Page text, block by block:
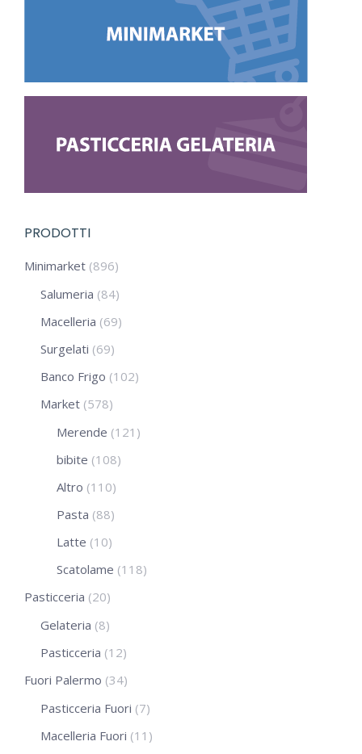
PRODOTTI
Minimarket (896)
Salumeria (84)
Macelleria (69)
Surgelati (69)
Banco Frigo (102)
Market (578)
Merende (121)
bibite (108)
Altro (110)
Pasta (88)
Latte (10)
Scatolame (118)
Pasticceria (20)
Gelateria (8)
Pasticceria (12)
Fuori Palermo (34)
Pasticceria Fuori (7)
Macelleria Fuori (11)